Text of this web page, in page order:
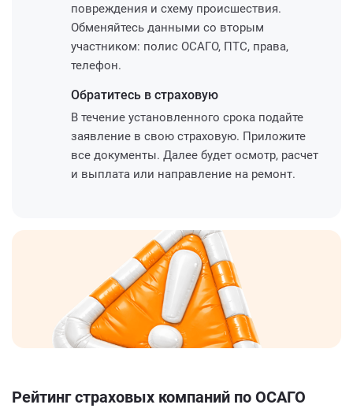
повреждения и схему происшествия.
Обменяйтесь данными со вторым
участником: полис ОСАГО, ПТС, права,
телефон.
Обратитесь в страховую
В течение установленного срока подайте
заявление в свою страховую. Приложите
все документы. Далее будет осмотр, расчет
и выплата или направление на ремонт.
Рейтинг страховых компаний по ОСАГО